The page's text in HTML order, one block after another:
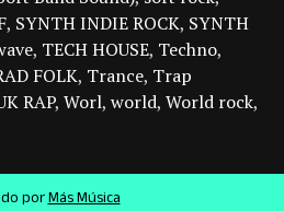
SYNTH INDIE ROCK SYNTH
TECH HOUSE Techno
FOLK Trance Trap
RAP Worl world World rock
porMás Música